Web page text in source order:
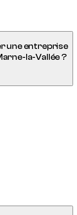
une entreprise
la-Vallée ?